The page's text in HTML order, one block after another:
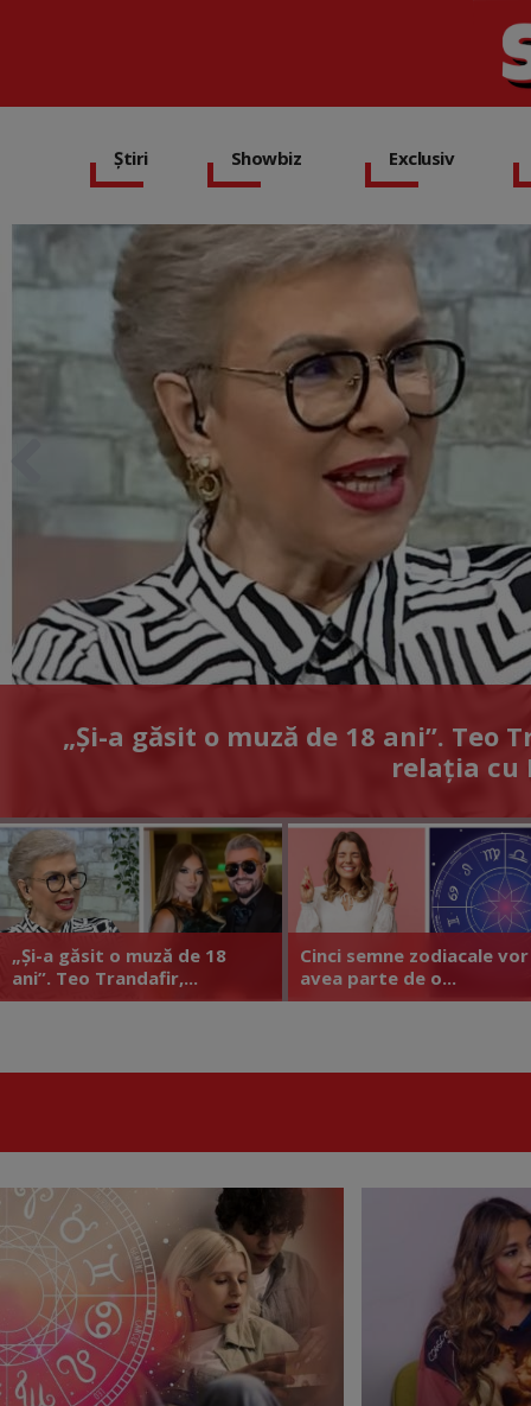
Știri Showbiz Exclusiv
„Și-a găsit o muză de 18 ani”.
relația cu
„Și-a găsit o muză de 18
ani”. Teo Trandafir,...
Cinci semne zodiacale vor
avea parte de o...